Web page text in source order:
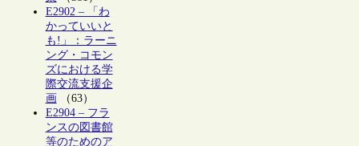
E2902 – 「わ
かっていいと
も!」：ラーニ
ング・コモン
ズにおける学
際交流支援企
画 （63）
E2904 – フラ
ンスの図書館
等のためのア